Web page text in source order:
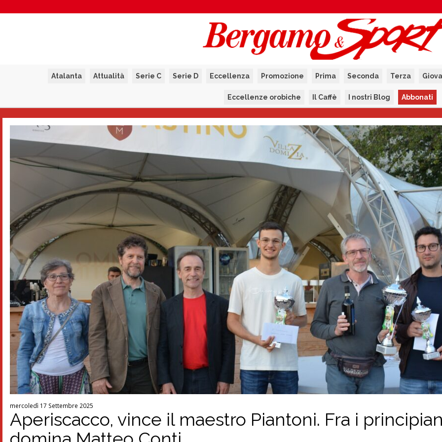
Atalanta Attualità Serie C Serie D Eccellenza Promozione Prima Seconda Terza
Eccellenze orobiche Il Caffè I nostri Blog Abbonati
mercoledì 17 Settembre 2025
Aperiscacco, vince il maestro Piantoni. Fra i